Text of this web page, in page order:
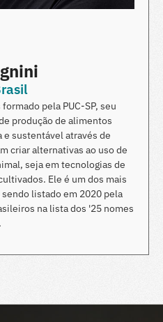
pela PUC-SP, seu
produção de alimentos
e sustentável através de
criar alternativas ao uso de
seja em tecnologias de
Ele é um dos mais
listado em 2020 pela
na lista dos '25 nomes